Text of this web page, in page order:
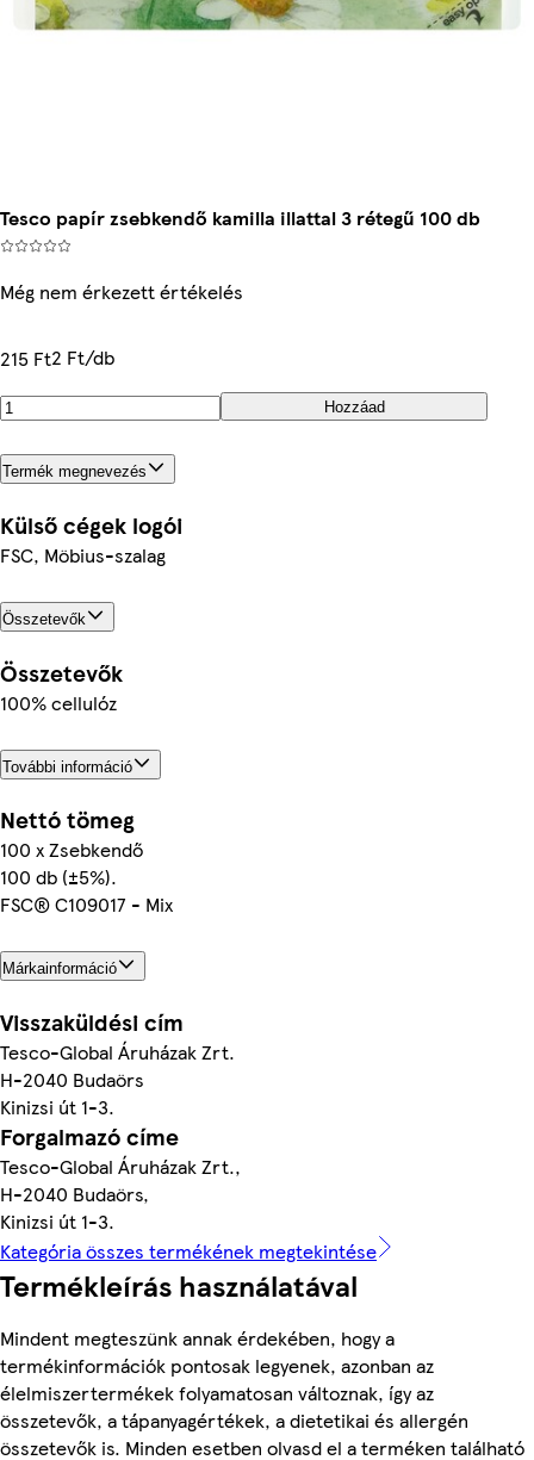
Tesco papír zsebkendő kamilla illattal 3 rétegű 100 db
Még nem érkezett értékelés
215 Ft2 Ft/db
Hozzáad
Termék megnevezés
Külső cégek logói
FSC, Möbius-szalag
Összetevők
Összetevők
100% cellulóz
További információ
Nettó tömeg
100 x Zsebkendő
100 db (±5%).
FSC® C109017 - Mix
Márkainformáció
Visszaküldési cím
Tesco-Global Áruházak Zrt.
H-2040 Budaörs
Kinizsi út 1-3.
Forgalmazó címe
Tesco-Global Áruházak Zrt.,
H-2040 Budaörs,
Kinizsi út 1-3.
Kategória összes termékének megtekintése
Termékleírás használatával
Mindent megteszünk annak érdekében, hogy a
termékinformációk pontosak legyenek, azonban az
élelmiszertermékek folyamatosan változnak, így az
összetevők, a tápanyagértékek, a dietetikai és allergén
összetevők is. Minden esetben olvasd el a terméken található